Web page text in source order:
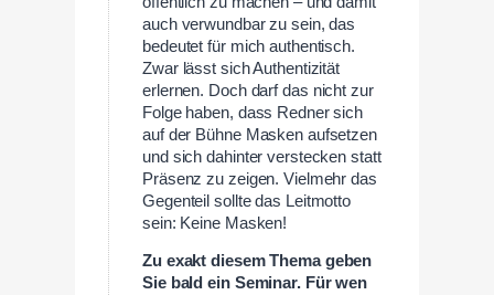
auch verwundbar zu sein, das
bedeutet für mich authentisch.
Zwar lässt sich Authentizität
erlernen. Doch darf das nicht zur
Folge haben, dass Redner sich
auf der Bühne Masken aufsetzen
und sich dahinter verstecken statt
Präsenz zu zeigen. Vielmehr das
Gegenteil sollte das Leitmotto
sein: Keine Masken!
Zu exakt diesem Thema geben
Sie bald ein Seminar. Für wen